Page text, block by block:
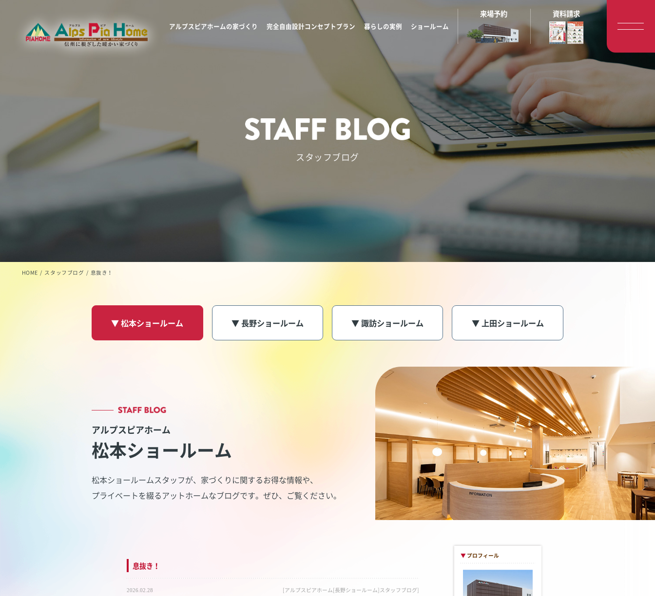
アルプスピアホームの家づくり 完全自由設計コンセプトプラン 暮らしの実例 ショールーム
来場予約 資料請求
スタッフブログ
HOME スタッフブログ 息抜き！
▼ 松本ショールーム ▼ 長野ショールーム ▼ 諏訪ショールーム ▼ 上田ショールーム
アルプスピアホーム
松本ショールーム
松本ショールームスタッフが、家づくりに関するお得な情報や、
プライベートを綴るアットホームなブログです。ぜひ、ご覧ください。
息抜き！
2026.02.28 [アルプスピアホーム[長野ショールーム]スタッフブログ]
▼ プロフィール